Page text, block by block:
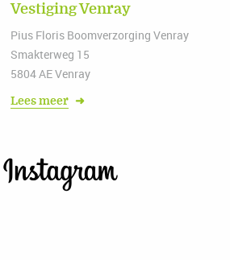
Vestiging Venray
Pius Floris Boomverzorging Venray
Smakterweg 15
5804 AE Venray
Lees meer ➜